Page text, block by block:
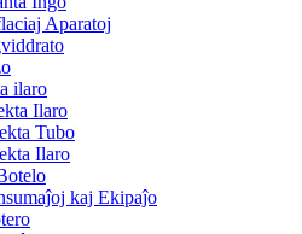
Aparatoj
ilaro
Ilaro
Tubo
Ilaro
kaj Ekipaĵo